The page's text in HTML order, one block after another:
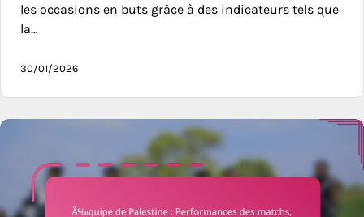
les occasions en buts grâce à des indicateurs tels que
la…
30/01/2026